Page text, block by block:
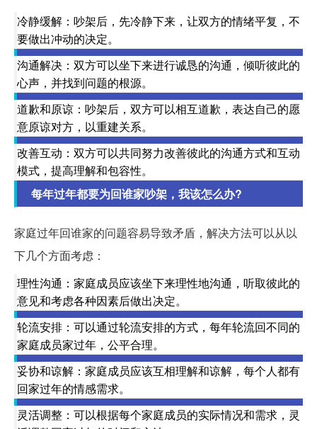
冷静缓解：吵架后，先冷静下来，让双方的情绪平复，不
要做出冲动的决定。
沟通解决：双方可以坐下来进行诚恳的沟通，倾听彼此的
心声，并找到问题的根源。
道歉和原谅：吵架后，双方可以相互道歉，表达自己的愿
意原谅对方，以重建关系。
改善互动：双方可以共同努力改善彼此的沟通方式和互动
模式，提高理解和包容性。
每年过年都要为回谁家吵架，我该怎么办?
家庭过年回谁家的问题容易导致矛盾，解决方法可以从以
下几个方面考虑：
理性沟通：家庭成员应该坐下来理性地沟通，听取彼此的
意见和考虑各种因素后做出决定。
轮流安排：可以通过轮流安排的方式，每年轮流回不同的
家庭成员家过年，公平合理。
妥协和谅解：家庭成员应该互相理解和谅解，每个人都有
回家过年的情感需求。
灵活调整：可以根据每个家庭成员的实际情况和需求，灵